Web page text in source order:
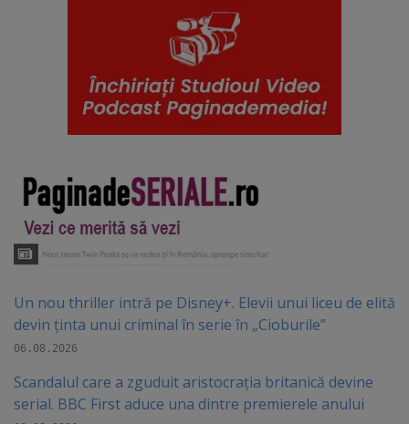
Un nou thriller intră pe Disney+. Elevii unui liceu de elită
devin ținta unui criminal în serie în „Cioburile”
06.08.2026
Scandalul care a zguduit aristocrația britanică devine
serial. BBC First aduce una dintre premierele anului